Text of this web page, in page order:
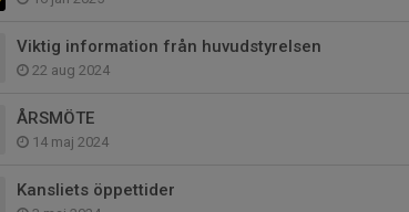
Viktig information från huvudstyrelsen
22 aug 2024
ÅRSMÖTE
14 maj 2024
Kansliets öppettider